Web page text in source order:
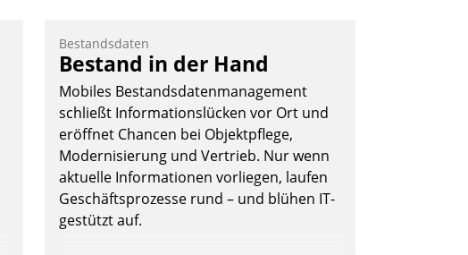
Softwareentwicklungshaus Datatrain.
Andreas Lerchner
Bestandsdaten
Bestand in der Hand
Mobiles Bestandsdatenmanagement
schließt Informationslücken vor Ort und
eröffnet Chancen bei Objektpflege,
Modernisierung und Vertrieb. Nur wenn
aktuelle Informationen vorliegen, laufen
Geschäftsprozesse rund – und blühen IT-
gestützt auf.